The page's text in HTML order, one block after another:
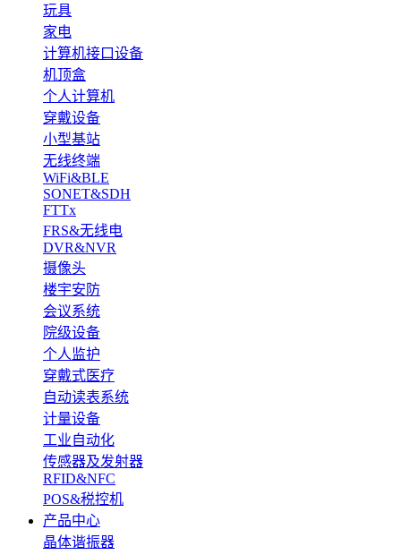
玩具
家电
计算机接口设备
机顶盒
个人计算机
穿戴设备
小型基站
无线终端
WiFi&BLE
SONET&SDH
FTTx
FRS&无线电
DVR&NVR
摄像头
楼宇安防
会议系统
院级设备
个人监护
穿戴式医疗
自动读表系统
计量设备
工业自动化
传感器及发射器
RFID&NFC
POS&税控机
产品中心
晶体谐振器